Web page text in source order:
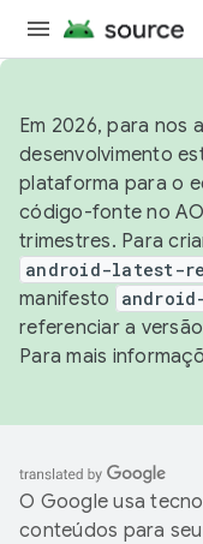
Em 2026, para nos
desenvolvimento
plataforma para o
código-fonte no
trimestres. Para
android-latest-
manifesto
referenciar a
Para mais
O Google usa
conteúdos para